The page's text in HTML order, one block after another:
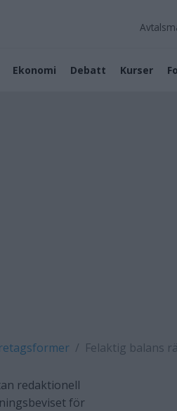
Ekonomi Debatt Kurser
Felaktig balans
redaktionell
för